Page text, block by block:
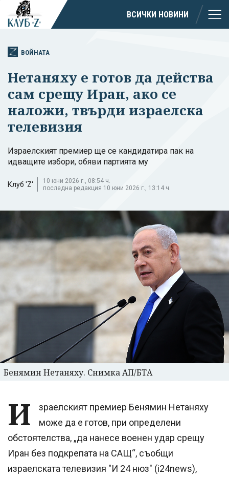
ВСИЧКИ НОВИНИ
ВОЙНАТА
Нетаняху е готов да действа
сам срещу Иран, ако се
наложи, твърди израелска
телевизия
Израелският премиер ще се кандидатира пак на
идващите избори, обяви партията му
Клуб 'Z'
10 юни 2026 г., 08:54 ч.
последна редакция 10 юни 2026 г., 13:14 ч.
Бенямин Нетаняху. Снимка АП/БТА
И
зраелският премиер Бенямин Нетаняху
може да е готов, при определени
обстоятелства, „да нанесе военен удар срещу
Иран без подкрепата на САЩ“, съобщи
израелската телевизия "И 24 нюз" (i24news),